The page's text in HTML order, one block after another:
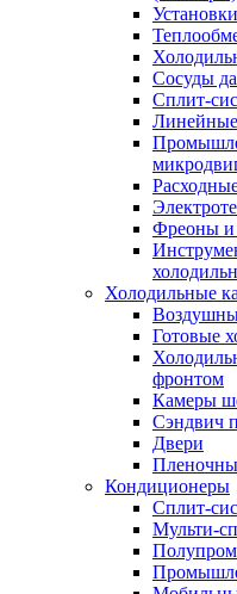
Сосуды
Cплит-
Фреоны и
Холодильные
Готовые
фронтом
Камеры
Сэндвич
Двери
Кондиционеры
Сплит-
Мульти-